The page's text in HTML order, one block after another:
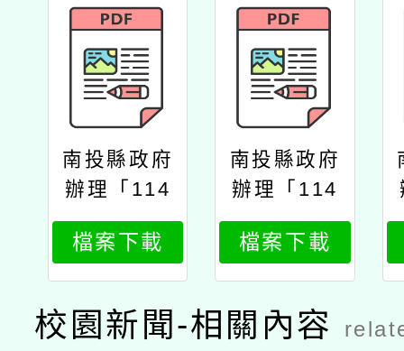
南投縣政府
辦理「114
年度教師專
業成長研習
實施計畫夢
的n次方素
養工作坊–
檔案下載
南投縣政府
辦理「114
年度教師專
業成長研習
實施計畫夢
的n次方素
養工作坊–
檔案下載
校園新聞-相關內容